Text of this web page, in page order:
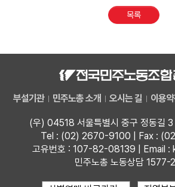
목록
부설기관 민주노총 소개 오시는 길 이용
(우) 04518 서울특별시 중구 정동길 3
Tel : (02) 2670-9100 | Fax :
고유번호 : 107-82-08139 | Email
민주노총 노동상담 1577-